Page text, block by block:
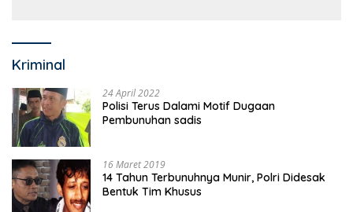
Kriminal
24 April 2022
Polisi Terus Dalami Motif Dugaan
Pembunuhan sadis
16 Maret 2019
14 Tahun Terbunuhnya Munir, Polri Didesak
Bentuk Tim Khusus